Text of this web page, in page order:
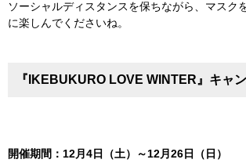
ソーシャルディスタンスを保ちながら、マスク
に楽しんでくださいね。
『IKEBUKURO LOVE WINTER』キャ
開催期間：12月4日（土）～12月26日（日）